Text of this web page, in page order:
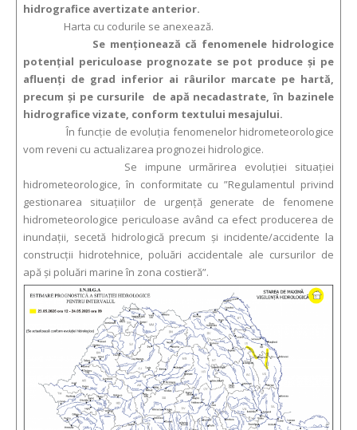
hidrografice avertizate anterior.
Harta cu codurile se anexează.
Se menționează că fenomenele hidrologice
potențial periculoase prognozate se pot produce și pe
afluenți de grad inferior ai râurilor marcate pe hartă,
precum și pe cursurile de apă necadastrate, în bazinele
hidrografice vizate, conform textului mesajului.
În funcție de evoluția fenomenelor hidrometeorologice
vom reveni cu actualizarea prognozei hidrologice.
Se impune urmărirea evoluției situației
hidrometeorologice, în conformitate cu ”Regulamentul privind
gestionarea situațiilor de urgență generate de fenomene
hidrometeorologice periculoase având ca efect producerea de
inundații, secetă hidrologică precum și incidente/accidente la
construcții hidrotehnice, poluări accidentale ale cursurilor de
apă și poluări marine în zona costieră”.